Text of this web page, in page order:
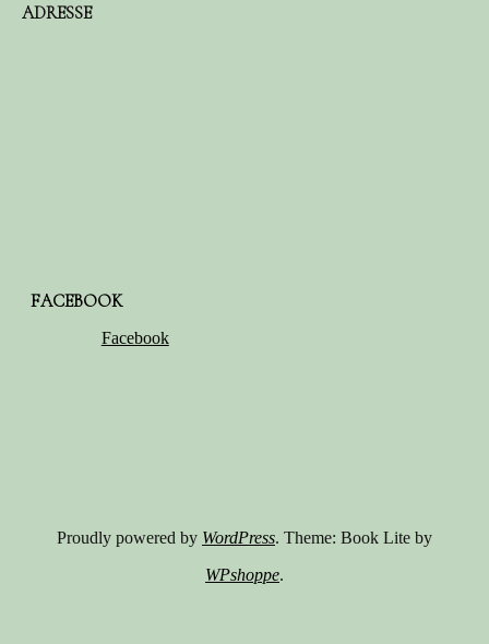
ADRESSE
FACEBOOK
Facebook
Proudly powered by WordPress . Theme: Book Lite by
WPshoppe